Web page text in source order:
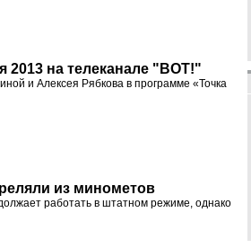
2013 на телеканале "ВОТ!"
и Алексея Рябкова в программе «Точка
из минометов
работать в штатном режиме, однако